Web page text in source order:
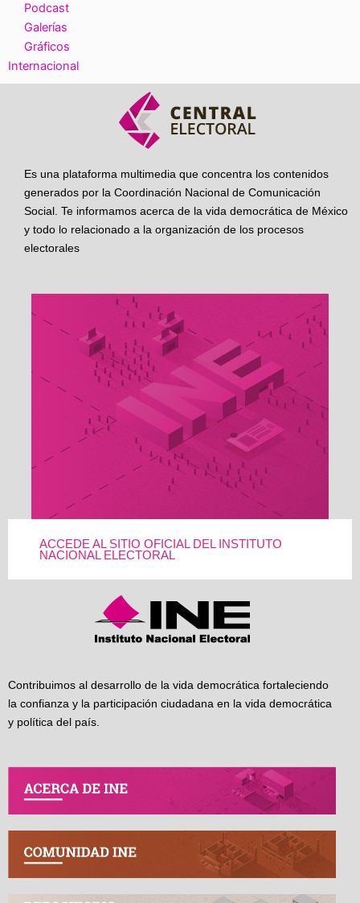
Podcast
Galerías
Gráficos
Internacional
Es una plataforma multimedia que concentra los contenidos
generados por la Coordinación Nacional de Comunicación
Social. Te informamos acerca de la vida democrática de México
y todo lo relacionado a la organización de los procesos
electorales
ACCEDE AL SITIO OFICIAL DEL INSTITUTO
NACIONAL ELECTORAL
Contribuimos al desarrollo de la vida democrática fortaleciendo
la confianza y la participación ciudadana en la vida democrática
y política del país.